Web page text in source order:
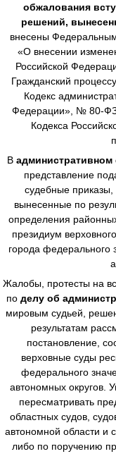
обжалования
решений,
внесены
«О внесении
Российской
Гражданский
Кодекс
Федерации», № 80-ФЗ
Кодекса
В административном
представление
судебные
вынесенные по
определения
президиум
города федерального
Жалобы, протесты на
по делу об
мировым судьей,
результатам
постановление,
верховные суды
федерального
автономных округов.
пересматривать
областных судов,
автономной области и
либо по поручению